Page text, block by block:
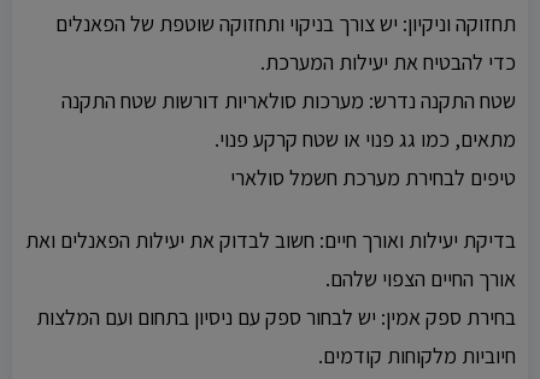
תחזוקה וניקיון: יש צורך בניקוי ותחזוקה שוטפת של הפאנלים
כדי להבטיח את יעילות המערכת.
שטח התקנה נדרש: מערכות סולאריות דורשות שטח התקנה
מתאים, כמו גג פנוי או שטח קרקע פנוי.
טיפים לבחירת מערכת חשמל סולארי
בדיקת יעילות ואורך חיים: חשוב לבדוק את יעילות הפאנלים ואת
אורך החיים הצפוי שלהם.
בחירת ספק אמין: יש לבחור ספק עם ניסיון בתחום ועם המלצות
חיוביות מלקוחות קודמים.